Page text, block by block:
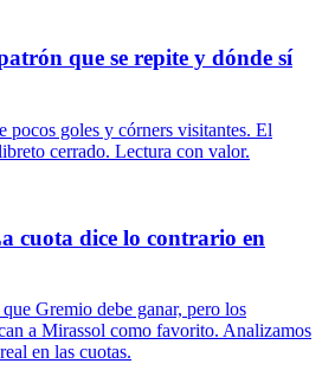
que se repite y dónde sí
pocos goles y córners visitantes. El
cerrado. Lectura con valor.
cuota dice lo contrario en
Gremio debe ganar, pero los
a Mirassol como favorito. Analizamos
en las cuotas.